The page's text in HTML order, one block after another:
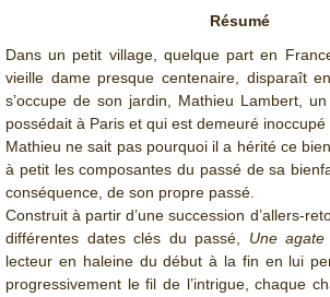
Résumé
Dans un petit village, quelque part en
vieille dame presque centenaire, disparaît
s’occupe de son jardin, Mathieu Lambert, un
possédait à Paris et qui est demeuré inoccupé
Mathieu ne sait pas pourquoi il a hérité ce
à petit les composantes du passé de sa
conséquence, de son propre passé.
Construit à partir d’une succession d’allers-
différentes dates clés du passé, Une
lecteur en haleine du début à la fin en lui
progressivement le fil de l’intrigue, chaque